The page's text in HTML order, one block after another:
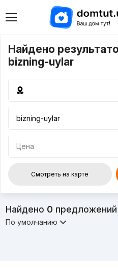
Найдено
bizning-uylar
Цена
Смотреть на карте
Найдено 0 предложений
По умолчанию